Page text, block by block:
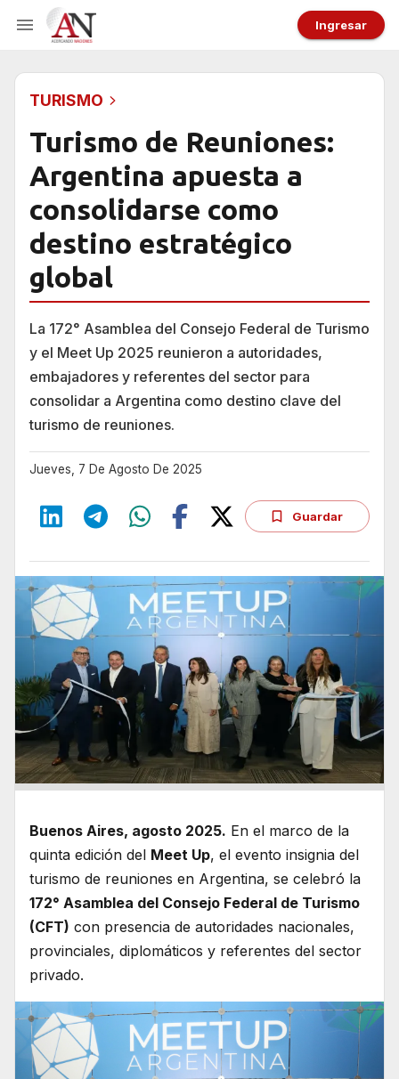
Ingresar
TURISMO
Turismo de Reuniones:
Argentina apuesta a
consolidarse como
destino estratégico
global
La 172° Asamblea del Consejo Federal de Turismo
y el Meet Up 2025 reunieron a autoridades,
embajadores y referentes del sector para
consolidar a Argentina como destino clave del
turismo de reuniones.
Jueves, 7 De Agosto De 2025
Guardar
Buenos Aires, agosto 2025. En el marco de la
quinta edición del Meet Up, el evento insignia del
turismo de reuniones en Argentina, se celebró la
172° Asamblea del Consejo Federal de Turismo
(CFT) con presencia de autoridades nacionales,
provinciales, diplomáticos y referentes del sector
privado.